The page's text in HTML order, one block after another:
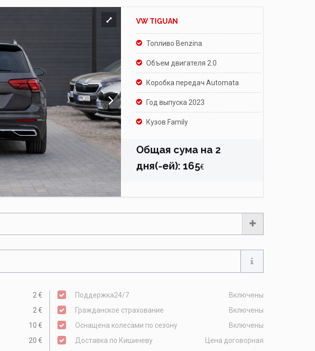
VW TIGUAN
Топливо Benzina
Объем двигателя 2.0
Коробка передач Automata
Год выпуска 2023
Кузов Family
Общая сума на 2
дня(-ей):165€
2 €
2 €
10 €
20 €
Поддержка24/7
Включены
Гражданское страхование
Включены
Оснащена колесами по сезону
Включены
Доставка по Кишиневу
Цена договорная